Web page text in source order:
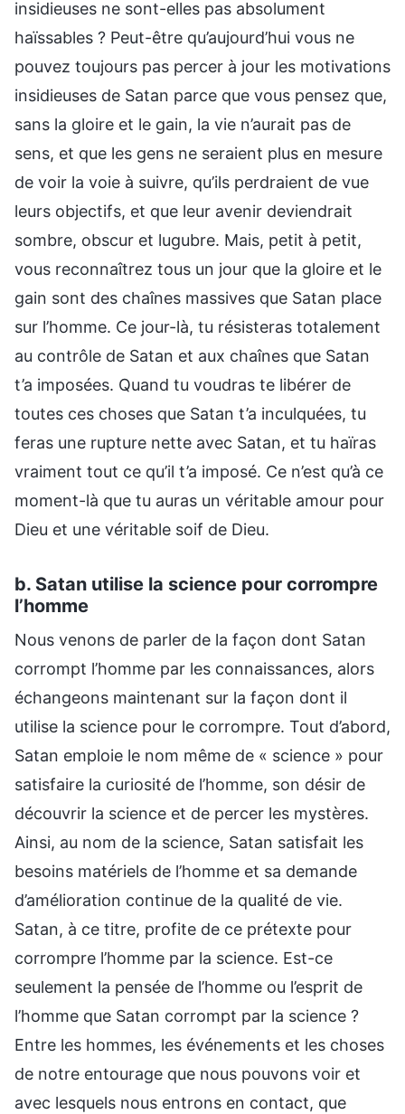
insidieuses ne sont-elles pas absolument
haïssables ? Peut-être qu’aujourd’hui vous ne
pouvez toujours pas percer à jour les motivations
insidieuses de Satan parce que vous pensez que,
sans la gloire et le gain, la vie n’aurait pas de
sens, et que les gens ne seraient plus en mesure
de voir la voie à suivre, qu’ils perdraient de vue
leurs objectifs, et que leur avenir deviendrait
sombre, obscur et lugubre. Mais, petit à petit,
vous reconnaîtrez tous un jour que la gloire et le
gain sont des chaînes massives que Satan place
sur l’homme. Ce jour-là, tu résisteras totalement
au contrôle de Satan et aux chaînes que Satan
t’a imposées. Quand tu voudras te libérer de
toutes ces choses que Satan t’a inculquées, tu
feras une rupture nette avec Satan, et tu haïras
vraiment tout ce qu’il t’a imposé. Ce n’est qu’à ce
moment-là que tu auras un véritable amour pour
Dieu et une véritable soif de Dieu.
b. Satan utilise la science pour corrompre
l’homme
Nous venons de parler de la façon dont Satan
corrompt l’homme par les connaissances, alors
échangeons maintenant sur la façon dont il
utilise la science pour le corrompre. Tout d’abord,
Satan emploie le nom même de « science » pour
satisfaire la curiosité de l’homme, son désir de
découvrir la science et de percer les mystères.
Ainsi, au nom de la science, Satan satisfait les
besoins matériels de l’homme et sa demande
d’amélioration continue de la qualité de vie.
Satan, à ce titre, profite de ce prétexte pour
corrompre l’homme par la science. Est-ce
seulement la pensée de l’homme ou l’esprit de
l’homme que Satan corrompt par la science ?
Entre les hommes, les événements et les choses
de notre entourage que nous pouvons voir et
avec lesquels nous entrons en contact, que